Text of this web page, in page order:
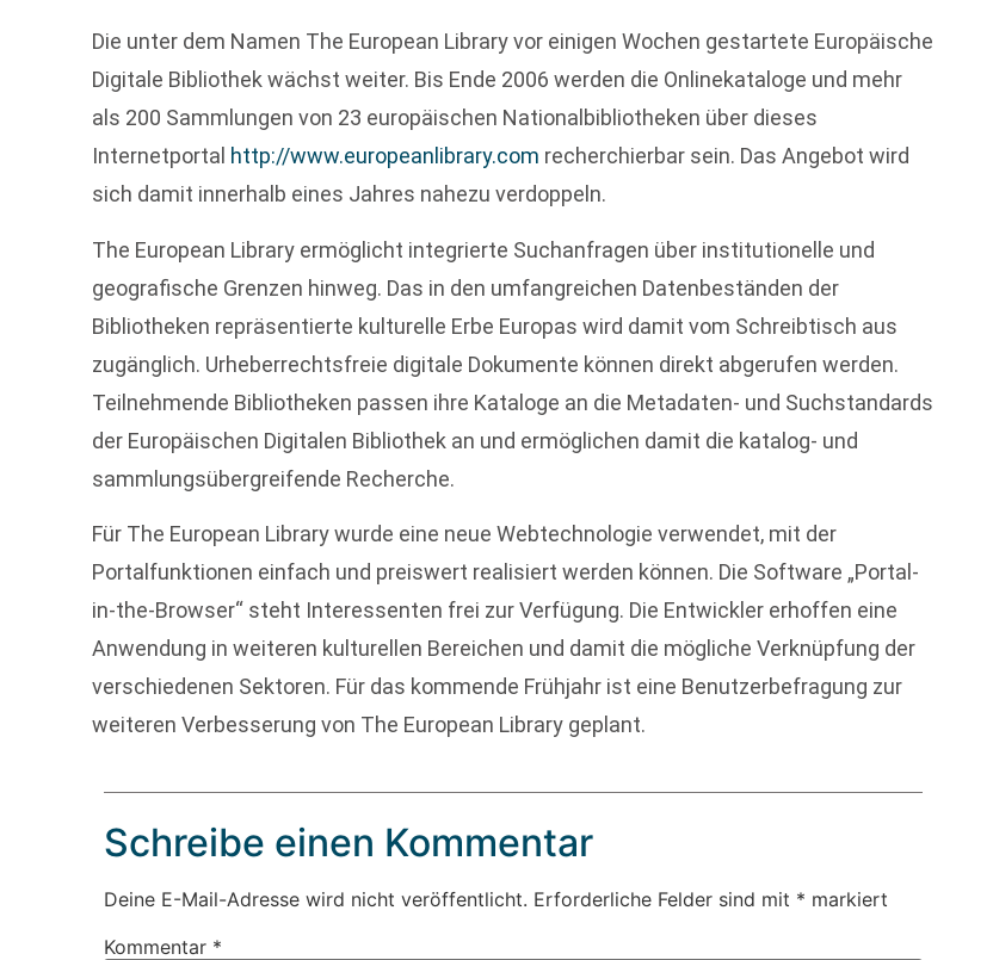
Die unter dem Namen The European Library vor einigen Wochen gestartete Europäische
Digitale Bibliothek wächst weiter. Bis Ende 2006 werden die Onlinekataloge und mehr
als 200 Sammlungen von 23 europäischen Nationalbibliotheken über dieses
Internetportal http://www.europeanlibrary.com recherchierbar sein. Das Angebot wird
sich damit innerhalb eines Jahres nahezu verdoppeln.
The European Library ermöglicht integrierte Suchanfragen über institutionelle und
geografische Grenzen hinweg. Das in den umfangreichen Datenbeständen der
Bibliotheken repräsentierte kulturelle Erbe Europas wird damit vom Schreibtisch aus
zugänglich. Urheberrechtsfreie digitale Dokumente können direkt abgerufen werden.
Teilnehmende Bibliotheken passen ihre Kataloge an die Metadaten- und Suchstandards
der Europäischen Digitalen Bibliothek an und ermöglichen damit die katalog- und
sammlungsübergreifende Recherche.
Für The European Library wurde eine neue Webtechnologie verwendet, mit der
Portalfunktionen einfach und preiswert realisiert werden können. Die Software „Portal-
in-the-Browser“ steht Interessenten frei zur Verfügung. Die Entwickler erhoffen eine
Anwendung in weiteren kulturellen Bereichen und damit die mögliche Verknüpfung der
verschiedenen Sektoren. Für das kommende Frühjahr ist eine Benutzerbefragung zur
weiteren Verbesserung von The European Library geplant.
Schreibe einen Kommentar
Deine E-Mail-Adresse wird nicht veröffentlicht. Erforderliche Felder sind mit * markiert
Kommentar *